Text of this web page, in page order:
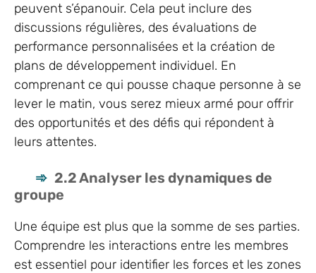
peuvent s’épanouir. Cela peut inclure des
discussions régulières, des évaluations de
performance personnalisées et la création de
plans de développement individuel. En
comprenant ce qui pousse chaque personne à se
lever le matin, vous serez mieux armé pour offrir
des opportunités et des défis qui répondent à
leurs attentes.
2.2 Analyser les dynamiques de
groupe
Une équipe est plus que la somme de ses parties.
Comprendre les interactions entre les membres
est essentiel pour identifier les forces et les zones